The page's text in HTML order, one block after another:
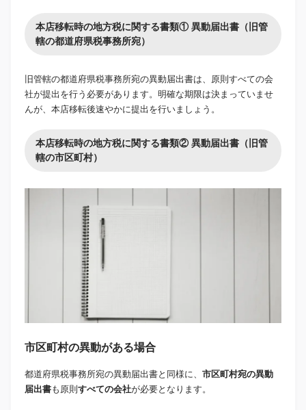
本店移転時の地方税に関する書類① 異動届出書（旧管
轄の都道府県税事務所宛）
旧管轄の都道府県税事務所宛の異動届出書は、原則すべての会
社が提出を行う必要があります。明確な期限は決まっていませ
んが、本店移転後速やかに提出を行いましょう。
本店移転時の地方税に関する書類② 異動届出書（旧管
轄の市区町村）
市区町村の異動がある場合
都道府県税事務所宛の異動届出書と同様に、 市区町村宛の異動
届出書も原則 すべての会社が必要となります。